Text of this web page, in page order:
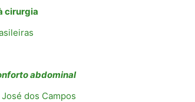
cirurgia
abdominal
dos Campos